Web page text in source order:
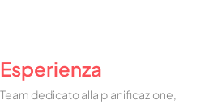
Esperienza
Team dedicato alla pianificazione,